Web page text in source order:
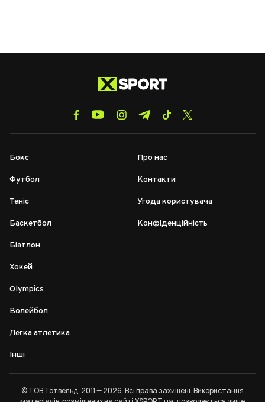
Бокс
Футбол
Теніс
Баскетбол
Біатлон
Хокей
Olympics
Волейбол
Легка атлетика
Інші
Про нас
Контакти
Угода користувача
Конфіденційність
© ТОВ Тотвельд, 2011 — 2026. Всі права захищені. Використання